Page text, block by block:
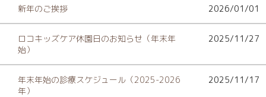
新年のご挨拶 2026/01/01
ロコキッズケア休園日のお知らせ（年末年
始）
2025/11/27
年末年始の診療スケジュール（2025-2026
年）
2025/11/17